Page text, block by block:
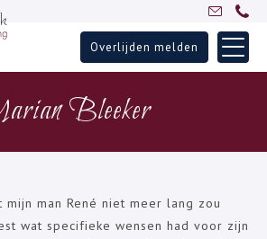
Overlijden melden
Bleeker
mijn man René niet meer lang zou
wat specifieke wensen had voor zijn